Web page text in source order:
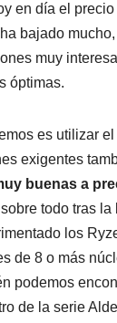
en día el
bajado
muy
óptimas.
es utilizar
exigentes
buenas a
sobre todo tras
los
de 8 o más
podemos
de la serie